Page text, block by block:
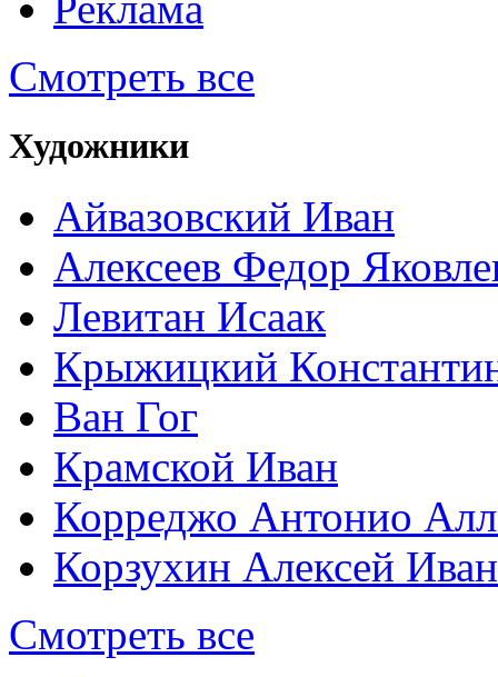
Смотреть все
Художники
Айвазовский Иван
Алексеев Федор
Левитан Исаак
Крыжицкий
Ван Гог
Крамской Иван
Корреджо Антонио
Корзухин Алексей
Смотреть все